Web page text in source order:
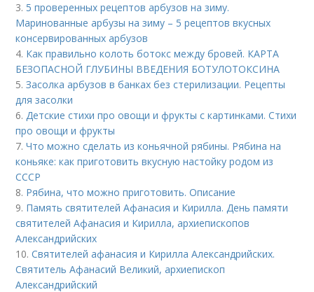
3. 5 проверенных рецептов арбузов на зиму.
Маринованные арбузы на зиму – 5 рецептов вкусных
консервированных арбузов
4. Как правильно колоть ботокс между бровей. КАРТА
БЕЗОПАСНОЙ ГЛУБИНЫ ВВЕДЕНИЯ БОТУЛОТОКСИНА
5.Засолка арбузов в банках без стерилизации. Рецепты
для засолки
6.Детские стихи про овощи и фрукты с картинками. Стихи
про овощи и фрукты
7.Что можно сделать из коньячной рябины. Рябина на
коньяке: как приготовить вкусную настойку родом из
СССР
8. Рябина, что можно приготовить. Описание
9. Память святителей Афанасия и Кирилла. День памяти
святителей Афанасия и Кирилла, архиепископов
Александрийских
10.Святителей афанасия и Кирилла Александрийских.
Святитель Афанасий Великий, архиепископ
Александрийский